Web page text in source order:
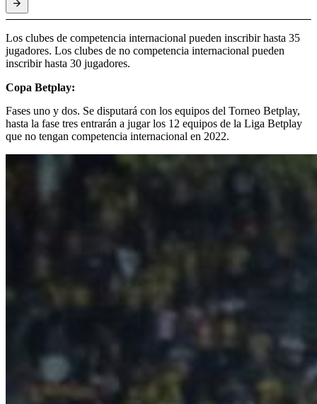
Los clubes de competencia internacional pueden inscribir hasta 35
jugadores. Los clubes de no competencia internacional pueden
inscribir hasta 30 jugadores.
Copa Betplay:
Fases uno y dos. Se disputará con los equipos del Torneo Betplay,
hasta la fase tres entrarán a jugar los 12 equipos de la Liga Betplay
que no tengan competencia internacional en 2022.